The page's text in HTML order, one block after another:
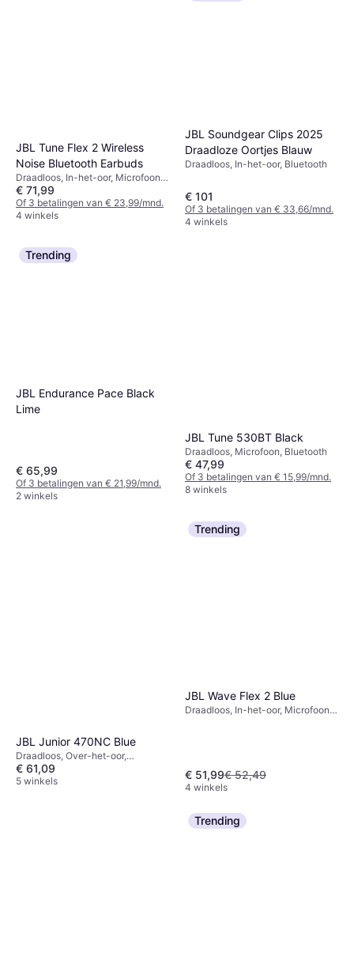
JBL Tune Flex 2 Wireless
Noise Bluetooth Earbuds
Draadloos, In-het-oor, Microfoon,
Bluetooth
€ 71,99
Of 3 betalingen van € 23,99/mnd.
4 winkels
JBL Soundgear Clips 2025
Draadloze Oortjes Blauw
Draadloos, In-het-oor, Bluetooth
€ 101
Of 3 betalingen van € 33,66/mnd.
4 winkels
Trending
JBL Endurance Pace Black
Lime
€ 65,99
Of 3 betalingen van € 21,99/mnd.
2 winkels
JBL Tune 530BT Black
Draadloos, Microfoon, Bluetooth
€ 47,99
Of 3 betalingen van € 15,99/mnd.
8 winkels
JBL Junior 470NC Blue
Draadloos, Over-het-oor,
Microfoon, Actieve
ruisonderdrukking, Bluetooth
€ 61,09
5 winkels
Trending
JBL Wave Flex 2 Blue
Draadloos, In-het-oor, Microfoon,
€ 51,99€ 52,49
4 winkels
Trending